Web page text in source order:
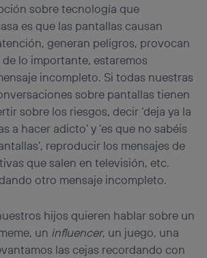
sobre tecnología que
es que las pantallas causan
generan peligros, provocan
lo importante, estaremos
incompleto. Si todas nuestras
sobre pantallas tienen
sobre los riesgos, decir ‘deja ya la
a hacer adicto’ y ‘es que no sabéis
reproducir los mensajes de
que salen en televisión, etc.
otro mensaje incompleto.
hijos quieren hablar sobre un
un influencer, un juego, una
las cejas recordando con